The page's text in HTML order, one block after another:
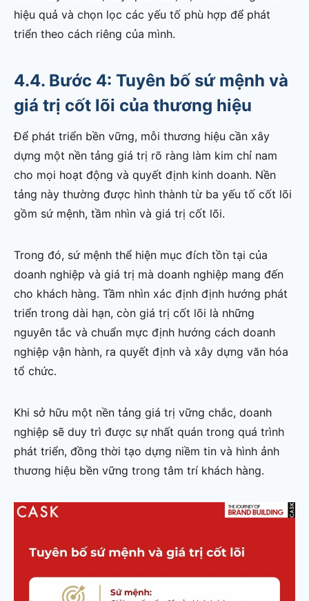
hiệu quả và chọn lọc các yếu tố phù hợp để phát
triển theo cách riêng của mình.
4.4. Bước 4: Tuyên bố sứ mệnh và
giá trị cốt lõi của thương hiệu
Để phát triển bền vững, mỗi thương hiệu cần xây
dựng một nền tảng giá trị rõ ràng làm kim chỉ nam
cho mọi hoạt động và quyết định kinh doanh. Nền
tảng này thường được hình thành từ ba yếu tố cốt lõi
gồm sứ mệnh, tầm nhìn và giá trị cốt lõi.
Trong đó, sứ mệnh thể hiện mục đích tồn tại của
doanh nghiệp và giá trị mà doanh nghiệp mang đến
cho khách hàng. Tầm nhìn xác định định hướng phát
triển trong dài hạn, còn giá trị cốt lõi là những
nguyên tắc và chuẩn mực định hướng cách doanh
nghiệp vận hành, ra quyết định và xây dựng văn hóa
tổ chức.
Khi sở hữu một nền tảng giá trị vững chắc, doanh
nghiệp sẽ duy trì được sự nhất quán trong quá trình
phát triển, đồng thời tạo dựng niềm tin và hình ảnh
thương hiệu bền vững trong tâm trí khách hàng.